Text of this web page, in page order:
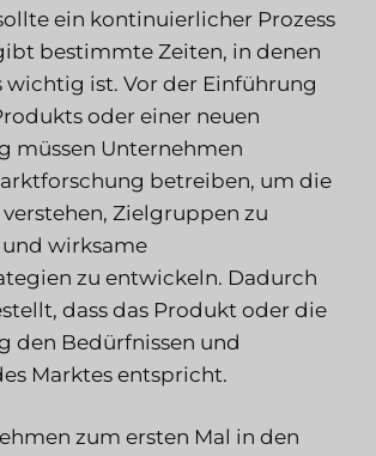
ein kontinuierlicher Prozess
bestimmte Zeiten, in denen
wichtig ist. Vor der Einführung
oder einer neuen
müssen Unternehmen
betreiben, um die
Zielgruppen zu
wirksame
zu entwickeln. Dadurch
dass das Produkt oder die
den Bedürfnissen und
Marktes entspricht.
zum ersten Mal in den